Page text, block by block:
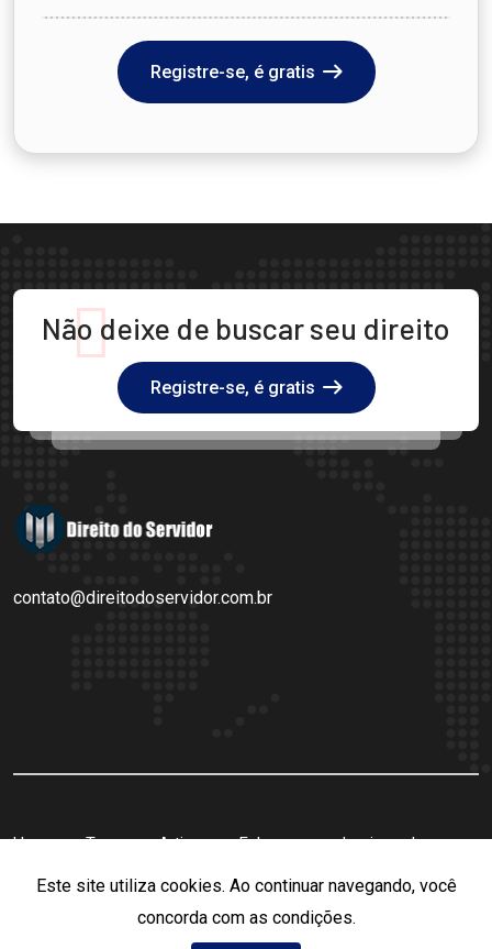
Registre-se, é gratis
Este site utiliza cookies. Ao continuar navegando, você
concorda com as condições.
Não deixe de buscar seu direito
Registre-se, é gratis
contato@direitodoservidor.com.br
Copyright © 2021Direito do Servidor
Home Teses Artigos Fale
Conosco
Login Inscreva-
se